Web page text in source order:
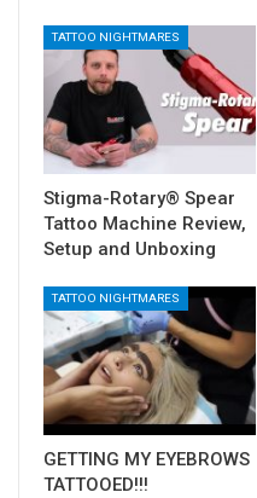
TATTOO NIGHTMARES
Stigma-Rotary® Spear
Tattoo Machine Review,
Setup and Unboxing
TATTOO NIGHTMARES
GETTING MY EYEBROWS
TATTOOED!!!